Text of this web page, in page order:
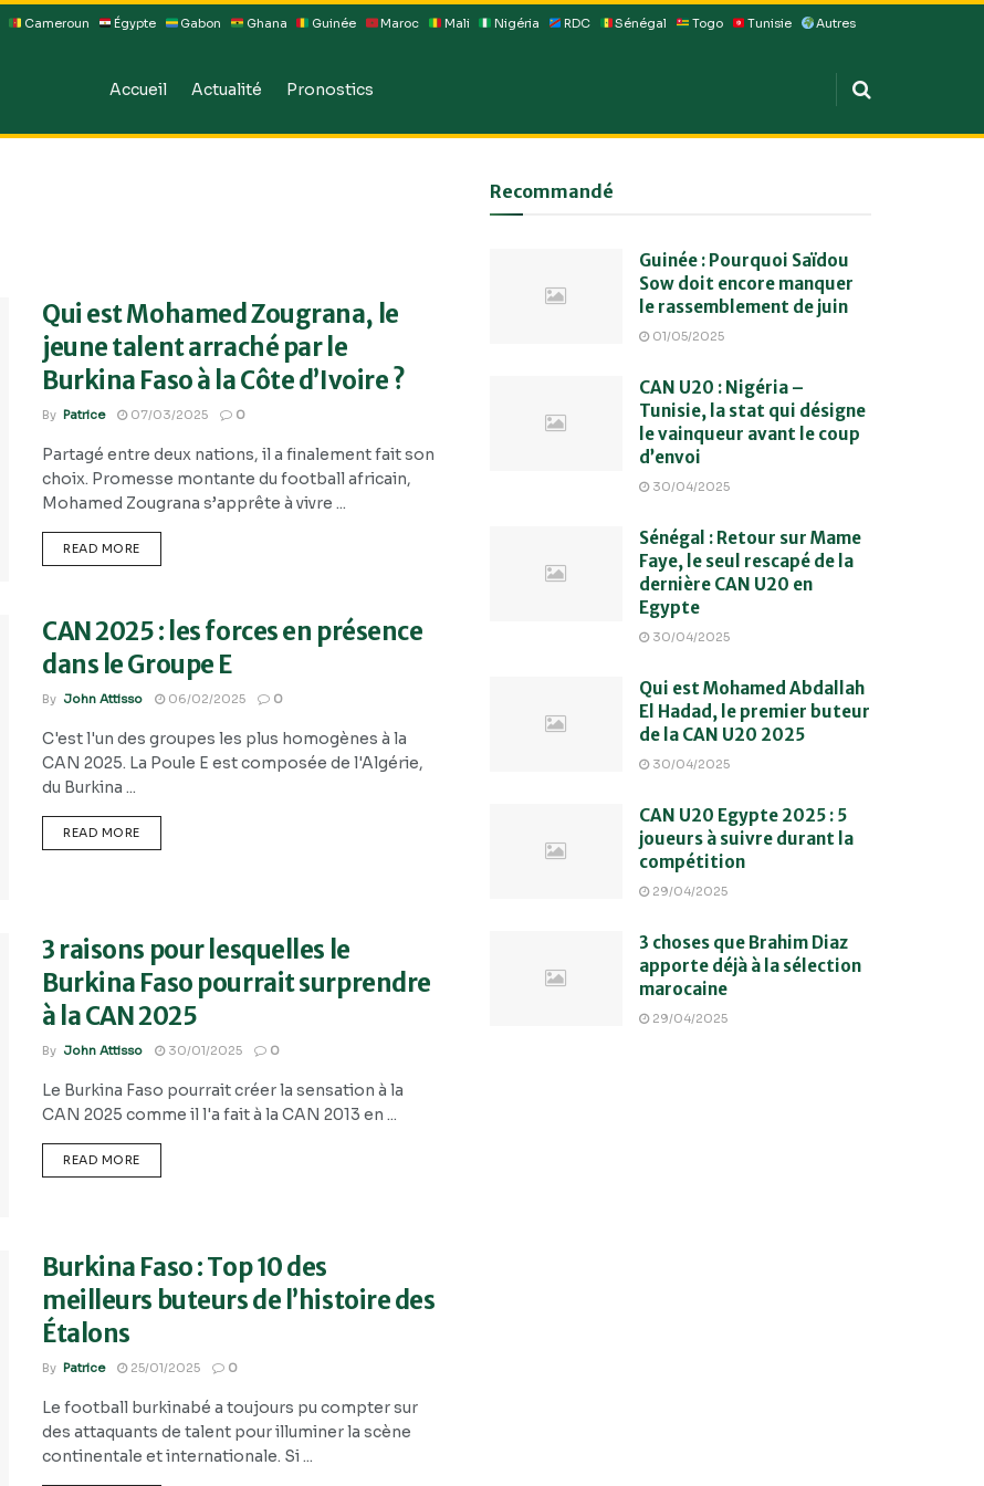
Cameroun Égypte Gabon Ghana Guinée Maroc Mali Nigéria RDC Sénégal Togo Tunisie Autres
Accueil Actualité Pronostics
Qui est Mohamed Zougrana, le
jeune talent arraché par le
Burkina Faso à la Côte d’Ivoire ?
By Patrice 07/03/2025 0
Partagé entre deux nations, il a finalement fait son
choix. Promesse montante du football africain,
Mohamed Zougrana s’apprête à vivre ...
READ MORE
CAN 2025 : les forces en présence
dans le Groupe E
By John Attisso 06/02/2025 0
C'est l'un des groupes les plus homogènes à la
CAN 2025. La Poule E est composée de l'Algérie,
du Burkina ...
READ MORE
3 raisons pour lesquelles le
Burkina Faso pourrait surprendre
à la CAN 2025
By John Attisso 30/01/2025 0
Le Burkina Faso pourrait créer la sensation à la
CAN 2025 comme il l'a fait à la CAN 2013 en ...
READ MORE
Burkina Faso : Top 10 des
meilleurs buteurs de l’histoire des
Étalons
By Patrice 25/01/2025 0
Le football burkinabé a toujours pu compter sur
des attaquants de talent pour illuminer la scène
continentale et internationale. Si ...
Recommandé
Guinée : Pourquoi Saïdou
Sow doit encore manquer
le rassemblement de juin
01/05/2025
CAN U20 : Nigéria –
Tunisie, la stat qui désigne
le vainqueur avant le coup
d’envoi
30/04/2025
Sénégal : Retour sur Mame
Faye, le seul rescapé de la
dernière CAN U20 en
Egypte
30/04/2025
Qui est Mohamed Abdallah
El Hadad, le premier buteur
de la CAN U20 2025
30/04/2025
CAN U20 Egypte 2025 : 5
joueurs à suivre durant la
compétition
29/04/2025
3 choses que Brahim Diaz
apporte déjà à la sélection
marocaine
29/04/2025